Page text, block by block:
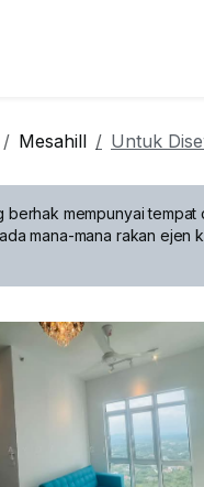
Mesahill Untuk
berhak mempunyai
mana-mana rakan ejen